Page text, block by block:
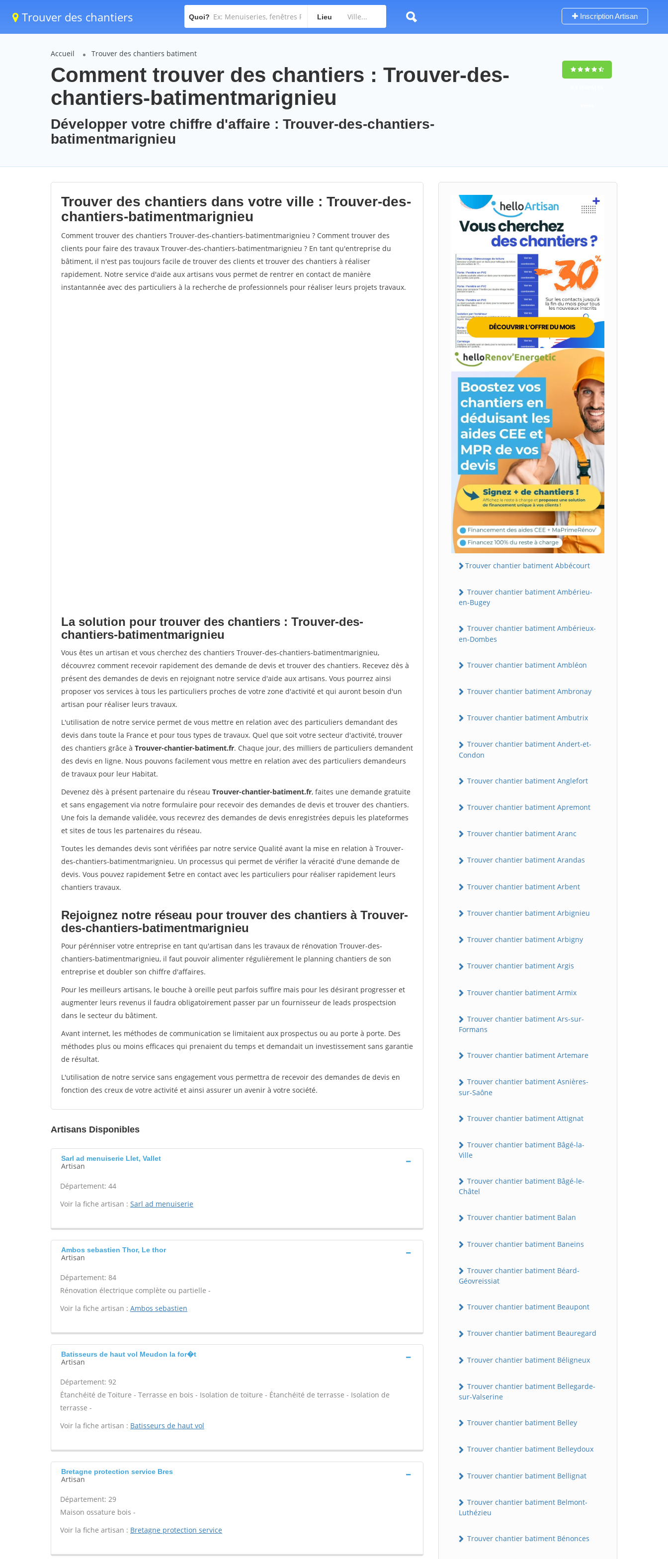
Trouver des chantiers Quoi? Lieu Inscription Artisan
Accueil Trouver des chantiers batiment
Comment trouver des chantiers : Trouver-des-
chantiers-batimentmarignieu
Développer votre chiffre d'affaire : Trouver-des-chantiers-
batimentmarignieu
Trouver des chantiers dans votre ville : Trouver-des-
chantiers-batimentmarignieu
Comment trouver des chantiers Trouver-des-chantiers-batimentmarignieu ? Comment trouver des
clients pour faire des travaux Trouver-des-chantiers-batimentmarignieu ? En tant qu'entreprise du
bâtiment, il n'est pas toujours facile de trouver des clients et trouver des chantiers à réaliser
rapidement. Notre service d'aide aux artisans vous permet de rentrer en contact de manière
instantannée avec des particuliers à la recherche de professionnels pour réaliser leurs projets travaux.
La solution pour trouver des chantiers : Trouver-des-
chantiers-batimentmarignieu
Vous êtes un artisan et vous cherchez des chantiers Trouver-des-chantiers-batimentmarignieu,
découvrez comment recevoir rapidement des demande de devis et trouver des chantiers. Recevez dès à
présent des demandes de devis en rejoignant notre service d'aide aux artisans. Vous pourrez ainsi
proposer vos services à tous les particuliers proches de votre zone d'activité et qui auront besoin d'un
artisan pour réaliser leurs travaux.
L'utilisation de notre service permet de vous mettre en relation avec des particuliers demandant des
devis dans toute la France et pour tous types de travaux. Quel que soit votre secteur d'activité, trouver
des chantiers grâce à Trouver-chantier-batiment.fr. Chaque jour, des milliers de particuliers demandent
des devis en ligne. Nous pouvons facilement vous mettre en relation avec des particuliers demandeurs
de travaux pour leur Habitat.
Devenez dès à présent partenaire du réseau Trouver-chantier-batiment.fr, faites une demande gratuite
et sans engagement via notre formulaire pour recevoir des demandes de devis et trouver des chantiers.
Une fois la demande validée, vous recevrez des demandes de devis enregistrées depuis les plateformes
et sites de tous les partenaires du réseau.
Toutes les demandes devis sont vérifiées par notre service Qualité avant la mise en relation à Trouver-
des-chantiers-batimentmarignieu. Un processus qui permet de vérifier la véracité d'une demande de
devis. Vous pouvez rapidement $etre en contact avec les particuliers pour réaliser rapidement leurs
chantiers travaux.
Rejoignez notre réseau pour trouver des chantiers à Trouver-
des-chantiers-batimentmarignieu
Pour pérénniser votre entreprise en tant qu'artisan dans les travaux de rénovation Trouver-des-
chantiers-batimentmarignieu, il faut pouvoir alimenter régulièrement le planning chantiers de son
entreprise et doubler son chiffre d'affaires.
Pour les meilleurs artisans, le bouche à oreille peut parfois suffire mais pour les désirant progresser et
augmenter leurs revenus il faudra obligatoirement passer par un fournisseur de leads prospectsion
dans le secteur du bâtiment.
Avant internet, les méthodes de communication se limitaient aux prospectus ou au porte à porte. Des
méthodes plus ou moins efficaces qui prenaient du temps et demandait un investissement sans garantie
de résultat.
L'utilisation de notre service sans engagement vous permettra de recevoir des demandes de devis en
fonction des creux de votre activité et ainsi assurer un avenir à votre société.
Artisans Disponibles
Sarl ad menuiserie Llet, Vallet
Artisan
Département: 44
Voir la fiche artisan : Sarl ad menuiserie
Ambos sebastien Thor, Le thor
Artisan
Département: 84
Rénovation électrique complète ou partielle -
Voir la fiche artisan : Ambos sebastien
Batisseurs de haut vol Meudon la for�t
Artisan
Département: 92
Étanchéité de Toiture - Terrasse en bois - Isolation de toiture - Étanchéité de terrasse - Isolation de
terrasse -
Voir la fiche artisan : Batisseurs de haut vol
Bretagne protection service Bres
Artisan
Département: 29
Maison ossature bois -
Voir la fiche artisan : Bretagne protection service
Trouver chantier batiment Abbécourt
Trouver chantier batiment Ambérieu-
en-Bugey
Trouver chantier batiment Ambérieux-
en-Dombes
Trouver chantier batiment Ambléon
Trouver chantier batiment Ambronay
Trouver chantier batiment Ambutrix
Trouver chantier batiment Andert-et-
Condon
Trouver chantier batiment Anglefort
Trouver chantier batiment Apremont
Trouver chantier batiment Aranc
Trouver chantier batiment Arandas
Trouver chantier batiment Arbent
Trouver chantier batiment Arbignieu
Trouver chantier batiment Arbigny
Trouver chantier batiment Argis
Trouver chantier batiment Armix
Trouver chantier batiment Ars-sur-
Formans
Trouver chantier batiment Artemare
Trouver chantier batiment Asnières-
sur-Saône
Trouver chantier batiment Attignat
Trouver chantier batiment Bâgé-la-
Ville
Trouver chantier batiment Bâgé-le-
Châtel
Trouver chantier batiment Balan
Trouver chantier batiment Baneins
Trouver chantier batiment Béard-
Géovreissiat
Trouver chantier batiment Beaupont
Trouver chantier batiment Beauregard
Trouver chantier batiment Béligneux
Trouver chantier batiment Bellegarde-
sur-Valserine
Trouver chantier batiment Belley
Trouver chantier batiment Belleydoux
Trouver chantier batiment Bellignat
Trouver chantier batiment Belmont-
Luthézieu
Trouver chantier batiment Bénonces